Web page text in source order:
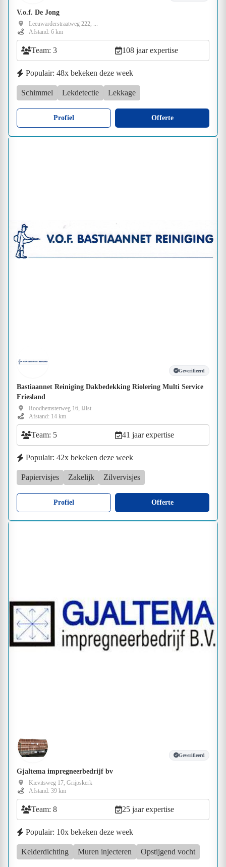
V.o.f. De Jong
Leeuwarderstraatweg 222, ...
Afstand: 6 km
Team: 3 108 jaar expertise
Populair: 48x bekeken deze week
Schimmel Lekdetectie Lekkage
Profiel Offerte
Geverifieerd
Bastiaannet Reiniging Dakbedekking Riolering Multi Service
Friesland
Roodhemsterweg 16, IJlst
Afstand: 14 km
Team: 5 41 jaar expertise
Populair: 42x bekeken deze week
Papiervisjes Zakelijk Zilvervisjes
Profiel Offerte
Geverifieerd
Gjaltema impregneerbedrijf bv
Kievitsweg 17, Grijpskerk
Afstand: 39 km
Team: 8 25 jaar expertise
Populair: 10x bekeken deze week
Kelderdichting Muren injecteren Opstijgend vocht